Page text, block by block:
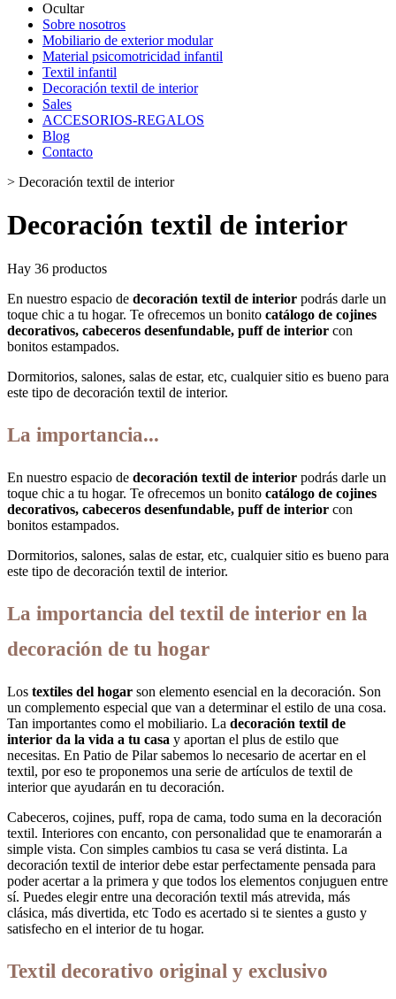
Ocultar
Sobre nosotros
Mobiliario de exterior modular
Material psicomotricidad infantil
Textil infantil
Decoración textil de interior
Sales
ACCESORIOS-REGALOS
Blog
Contacto
> Decoración textil de interior
Decoración textil de interior
Hay 36 productos
En nuestro espacio de decoración textil de interior podrás darle un
toque chic a tu hogar. Te ofrecemos un bonito catálogo de cojines
decorativos, cabeceros desenfundable, puff de interior con
bonitos estampados.
Dormitorios, salones, salas de estar, etc, cualquier sitio es bueno para
este tipo de decoración textil de interior.
La importancia...
En nuestro espacio de decoración textil de interior podrás darle un
toque chic a tu hogar. Te ofrecemos un bonito catálogo de cojines
decorativos, cabeceros desenfundable, puff de interior con
bonitos estampados.
Dormitorios, salones, salas de estar, etc, cualquier sitio es bueno para
este tipo de decoración textil de interior.
La importancia del textil de interior en la
decoración de tu hogar
Los textiles del hogar son elemento esencial en la decoración. Son
un complemento especial que van a determinar el estilo de una cosa.
Tan importantes como el mobiliario. La decoración textil de
interior da la vida a tu casa y aportan el plus de estilo que
necesitas. En Patio de Pilar sabemos lo necesario de acertar en el
textil, por eso te proponemos una serie de artículos de textil de
interior que ayudarán en tu decoración.
Cabeceros, cojines, puff, ropa de cama, todo suma en la decoración
textil. Interiores con encanto, con personalidad que te enamorarán a
simple vista. Con simples cambios tu casa se verá distinta. La
decoración textil de interior debe estar perfectamente pensada para
poder acertar a la primera y que todos los elementos conjuguen entre
sí. Puedes elegir entre una decoración textil más atrevida, más
clásica, más divertida, etc Todo es acertado si te sientes a gusto y
satisfecho en el interior de tu hogar.
Textil decorativo original y exclusivo